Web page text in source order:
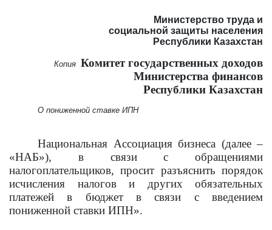
Министерство труда и
социальной защиты населения
Республики Казахстан
Копия Комитет государственных доходов
Министерства финансов
Республики Казахстан
О пониженной ставке ИПН
Национальная Ассоциация бизнеса (далее –
«НАБ»), в связи с обращениями
налогоплательщиков, просит разъяснить порядок
исчисления налогов и других обязательных
платежей в бюджет в связи с введением
пониженной ставки ИПН».